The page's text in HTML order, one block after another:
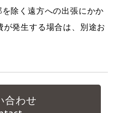
除く遠方への出張にかか
が発生する場合は、別途お
合わせ